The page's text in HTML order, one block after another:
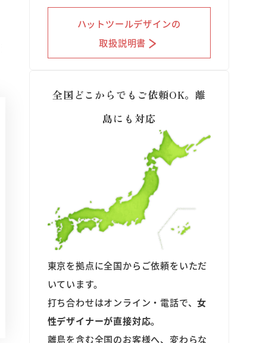
ハットツールデザインの
取扱説明書
全国どこからでもご依頼OK。離
島にも対応
東京を拠点に全国からご依頼をいただ
いています。
打ち合わせはオンライン・電話で、女
性デザイナーが直接対応。
離島を含む全国のお客様へ、変わらな